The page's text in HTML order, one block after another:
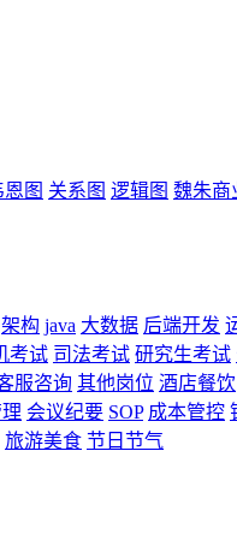
恩图 关系图 逻辑图 魏朱商
架构 java 大数据 后端开发
考试 司法考试 研究生考试
服咨询 其他岗位 酒店餐饮
会议纪要 SOP 成本管控
旅游美食 节日节气